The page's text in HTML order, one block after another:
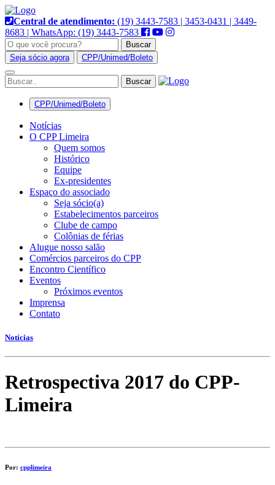
Pular
para
o
conteúdo
Central de atendimento: (19) 3443-7583 | 3453-0431 | 3449-
8683 | WhatsApp: (19) 3443-7583
Buscar
Seja sócio agora
CPP/Unimed/Boleto
Alternar
navegação
CPP/Unimed/Boleto
Notícias
O CPP Limeira
Quem somos
Histórico
Equipe
Ex-presidentes
Espaço do associado
Seja sócio(a)
Estabelecimentos parceiros
Clube de campo
Colônias de férias
Alugue nosso salão
Comércios parceiros do CPP
Encontro Científico
Eventos
Próximos eventos
Imprensa
Contato
Notícias
Retrospectiva 2017 do CPP-
Limeira
Por: cpplimeira